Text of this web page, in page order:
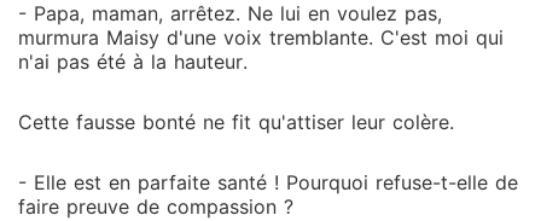
- Papa, maman, arrêtez. Ne lui en voulez pas,
murmura Maisy d'une voix tremblante. C'est moi qui
n'ai pas été à la hauteur.
Cette fausse bonté ne fit qu'attiser leur colère.
- Elle est en parfaite santé ! Pourquoi refuse-t-elle de
faire preuve de compassion ?